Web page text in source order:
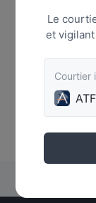
Le
et
Courtier